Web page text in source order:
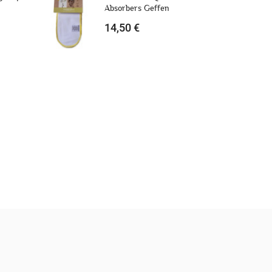
en coton biologique lot de 6
12,90 €